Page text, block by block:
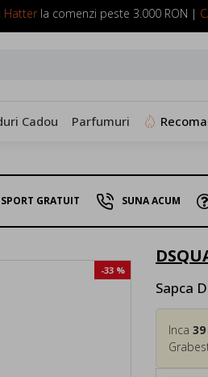
Hatterla comenzi peste 3.000 RON |
SUNA ACUM: 0799 098 088
Cadou Parfumuri
GRATUIT SUNA ACUM
-33 %
Sapca
Inca 39